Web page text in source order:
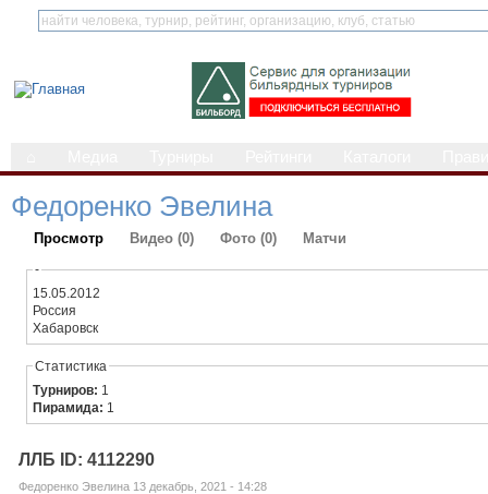
Федоренко Эвелина
Просмотр Видео (0) Фото (0) Матчи
-
15.05.2012
Россия
Хабаровск
Статистика
Турниров: 1
Пирамида: 1
ЛЛБ ID: 4112290
Федоренко Эвелина 13 декабрь, 2021 - 14:28